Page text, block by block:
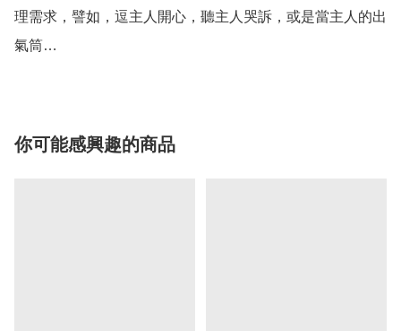
理需求，譬如，逗主人開心，聽主人哭訴，或是當主人的出
氣筒…
你可能感興趣的商品